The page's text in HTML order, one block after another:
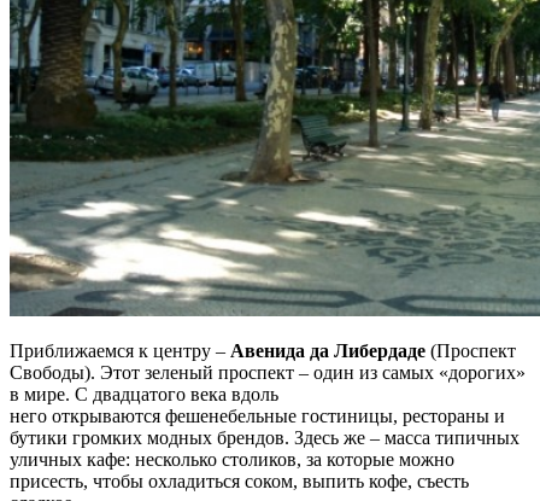
Приближаемся к центру – Авенида да Либердаде (Проспект
Свободы). Этот зеленый проспект – один из самых «дорогих»
в мире. С двадцатого века вдоль
него открываются фешенебельные гостиницы, рестораны и
бутики громких модных брендов. Здесь же – масса типичных
уличных кафе: несколько столиков, за которые можно
присесть, чтобы охладиться соком, выпить кофе, съесть